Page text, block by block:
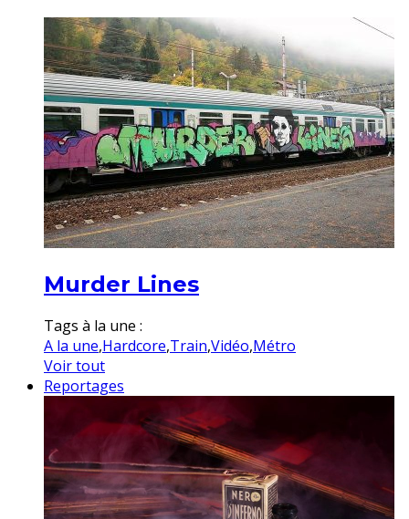
Murder Lines
Tags à la une :
A la une,Hardcore,Train,Vidéo,Métro
Voir tout
Reportages